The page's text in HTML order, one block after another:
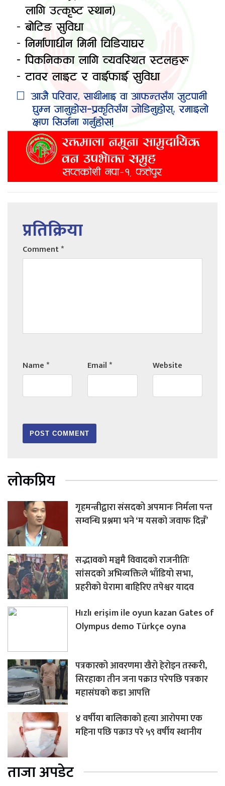
प्रतिक्रिया
Comment*
Name* Email* Website
लोकप्रिय
गृहमन्त्रीद्वारा संसदको अपमानः निर्मला पन्त
सम्वन्धि प्रश्नमा भने ‘म यसको जवाफ दिन्नँ’
सद्भावको मञ्चमै विवादको राजनीतिः
सांसदको अभिव्यक्तिले भाँडियो सभा,
प्रहरीको घेरामा बाहिरिए तपेश्वर यादव
Hızlı erişim ile oyun kazan Gates of
Olympus demo Türkçe oyna
पत्रकारको आवरणमा खैरो हेरोइन तस्करी,
सिरहाका तीन जना पक्राउ परेपछि पत्रकार
महासंघको कडा आपत्ति
४ वर्षीया बालिकाको हत्या आरोपमा एक
महिना पछि पक्राउ परे ५९ वर्षीय स्थानीय
ताजा अपडेट